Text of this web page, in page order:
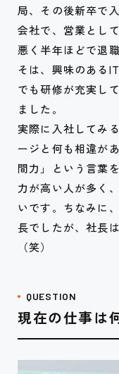
局、その後新卒で
会社で、営業とし
悪く半年ほどで退
そは、興味のある
でも研修が充実し
ました。
実際に入社してみ
ージと何も相違が
間力」という言葉
力が高い人が多く
いです。ちなみに
長でしたが、社長
（笑）
QUESTION
現在の仕事は